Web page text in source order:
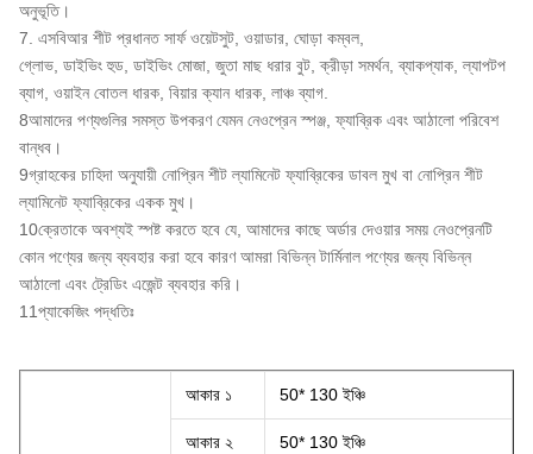
অনুভূতি।
7. এসবিআর শীট প্রধানত সার্ফ ওয়েটসুট, ওয়াডার, ঘোড়া কম্বল,
গ্লোভ, ডাইভিং হুড, ডাইভিং মোজা, জুতা মাছ ধরার বুট, ক্রীড়া সমর্থন, ব্যাকপ্যাক, ল্যাপটপ
ব্যাগ, ওয়াইন বোতল ধারক, বিয়ার ক্যান ধারক, লাঞ্চ ব্যাগ.
8আমাদের পণ্যগুলির সমস্ত উপকরণ যেমন নেওপ্রেন স্পঞ্জ, ফ্যাব্রিক এবং আঠালো পরিবেশ
বান্ধব।
9গ্রাহকের চাহিদা অনুযায়ী নোপ্রিন শীট ল্যামিনেট ফ্যাব্রিকের ডাবল মুখ বা নোপ্রিন শীট
ল্যামিনেট ফ্যাব্রিকের একক মুখ।
10ক্রেতাকে অবশ্যই স্পষ্ট করতে হবে যে, আমাদের কাছে অর্ডার দেওয়ার সময় নেওপ্রেনটি
কোন পণ্যের জন্য ব্যবহার করা হবে কারণ আমরা বিভিন্ন টার্মিনাল পণ্যের জন্য বিভিন্ন
আঠালো এবং ট্রেডিং এজেন্ট ব্যবহার করি।
11প্যাকেজিং পদ্ধতিঃ
আকার ১ 50* 130 ইঞ্চি
আকার ২ 50* 130 ইঞ্চি